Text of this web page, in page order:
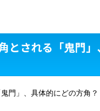
とされる「鬼門
門」、具体的にどの方角？